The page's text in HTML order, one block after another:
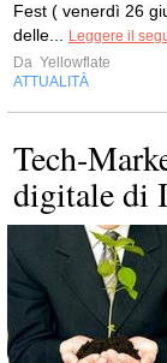
Fest ( venerdì 26
delle...
Leggere il
Da Yellowflate
ATTUALITÀ
Tech-
digitale di